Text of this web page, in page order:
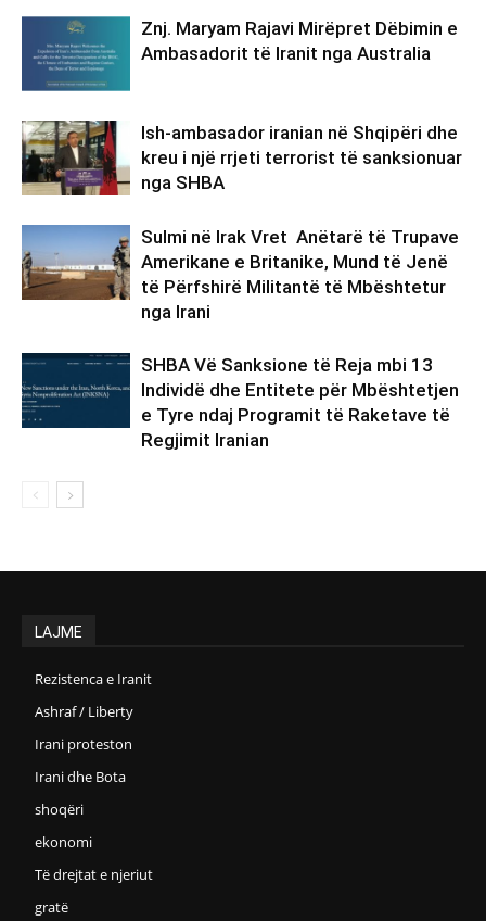
Znj. Maryam Rajavi Mirëpret Dëbimin e
Ambasadorit të Iranit nga Australia
Ish-ambasador iranian në Shqipëri dhe
kreu i një rrjeti terrorist të sanksionuar
nga SHBA
Sulmi në Irak Vret Anëtarë të Trupave
Amerikane e Britanike, Mund të Jenë
të Përfshirë Militantë të Mbështetur
nga Irani
SHBA Vë Sanksione të Reja mbi 13
Individë dhe Entitete për Mbështetjen
e Tyre ndaj Programit të Raketave të
Regjimit Iranian
LAJME
Rezistenca e Iranit
Ashraf / Liberty
Irani proteston
Irani dhe Bota
shoqëri
ekonomi
Të drejtat e njeriut
gratë